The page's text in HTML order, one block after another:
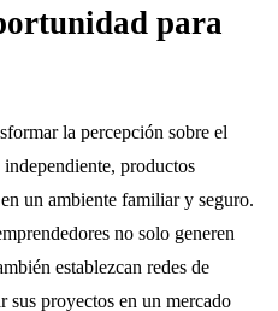
para
la percepción sobre el
productos
un ambiente familiar y seguro.
no solo generen
establezcan redes de
sus proyectos en un mercado